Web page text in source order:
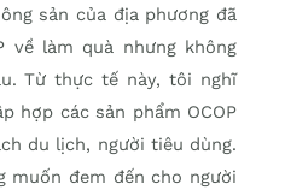
sản của địa phương đã
về làm quà nhưng không
Từ thực tế này, tôi nghĩ
hợp các sản phẩm OCOP
du lịch, người tiêu dùng.
muốn đem đến cho người